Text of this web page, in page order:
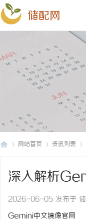
储配网
网站首页 资讯列表
深入解析
2026-06-05 发布于 储
Gemini中文镜像官网